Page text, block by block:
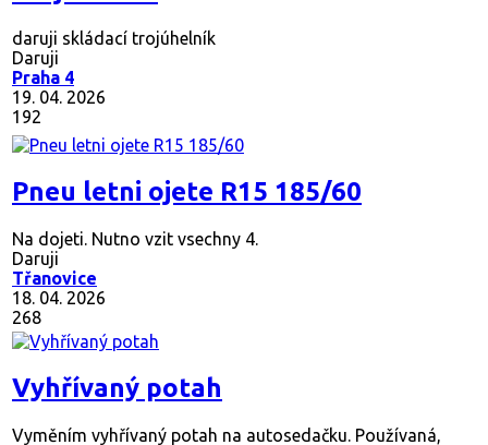
daruji skládací trojúhelník
Daruji
Praha 4
19. 04. 2026
192
Pneu letni ojete R15 185/60
Na dojeti. Nutno vzit vsechny 4.
Daruji
Třanovice
18. 04. 2026
268
Vyhřívaný potah
Vyměním vyhřívaný potah na autosedačku. Používaná,